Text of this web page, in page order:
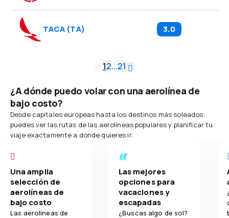
TACA (TA) 3.0
12...21
¿A dónde puedo volar con una aerolínea de
bajo costo?
Desde capitales europeas hasta los destinos más soleados:
puedes ver las rutas de las aerolíneas populares y planificar tu
viaje exactamente a donde quieres ir.
Una amplia
selección de
aerolíneas de
bajo costo
Las aerolíneas de
Las mejores
opciones para
vacaciones y
escapadas
¿Buscas algo de sol?